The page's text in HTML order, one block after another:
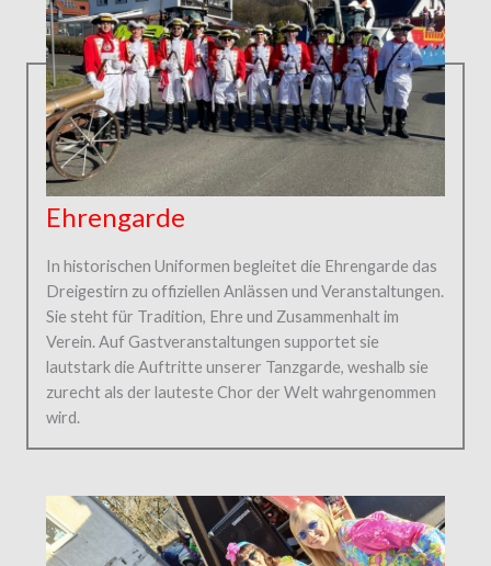
Ehrengarde
In historischen Uniformen begleitet die Ehrengarde das
Dreigestirn zu offiziellen Anlässen und Veranstaltungen.
Sie steht für Tradition, Ehre und Zusammenhalt im
Verein. Auf Gastveranstaltungen supportet sie
lautstark die Auftritte unserer Tanzgarde, weshalb sie
zurecht als der lauteste Chor der Welt wahrgenommen
wird.